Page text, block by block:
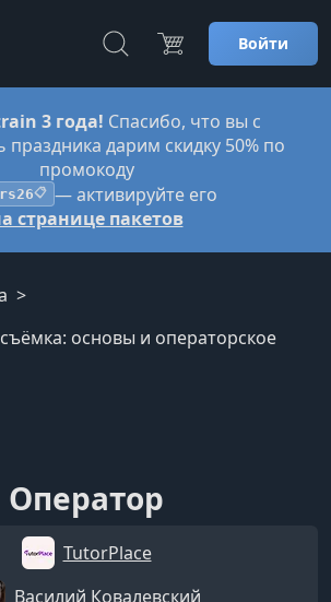
Войти
3 года! Спасибо, что вы с
праздника дарим скидку 50% по
промокоду
📋 — активируйте его
странице пакетов
основы и операторское
Оператор
TutorPlace
Василий Ковалевский